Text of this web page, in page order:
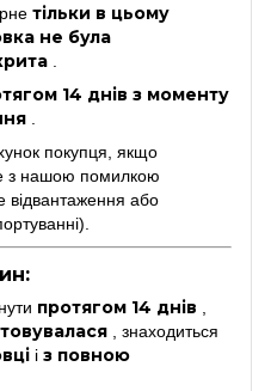
тільки в цьому
не була
14 днів з моменту
покупця, якщо
з нашою помилкою
відвантаження або
протягом 14 днів
, знаходиться
і з повною